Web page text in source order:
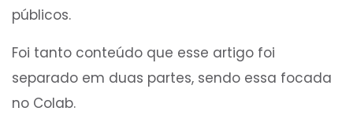
públicos.
Foi tanto conteúdo que esse artigo foi
separado em duas partes, sendo essa focada
no Colab.